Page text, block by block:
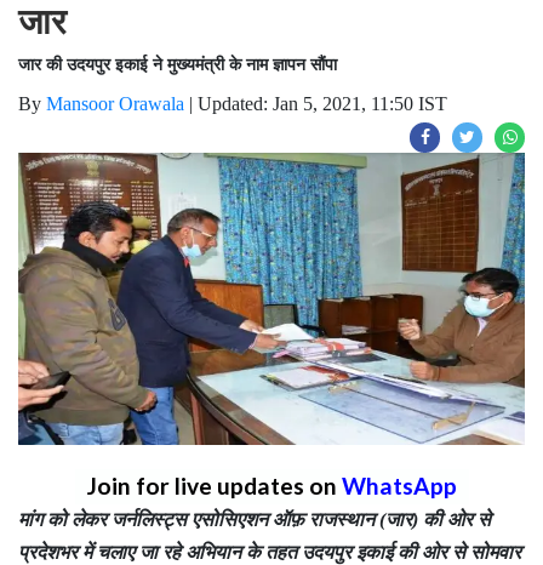
जार
जार की उदयपुर इकाई ने मुख्यमंत्री के नाम ज्ञापन सौंपा
By Mansoor Orawala | Updated: Jan 5, 2021, 11:50 IST
Join for live updates on WhatsApp
मांग को लेकर जर्नलिस्ट्स एसोसिएशन ऑफ़ राजस्थान (जार) की ओर से
प्रदेशभर में चलाए जा रहे अभियान के तहत उदयपुर इकाई की ओर से सोमवार